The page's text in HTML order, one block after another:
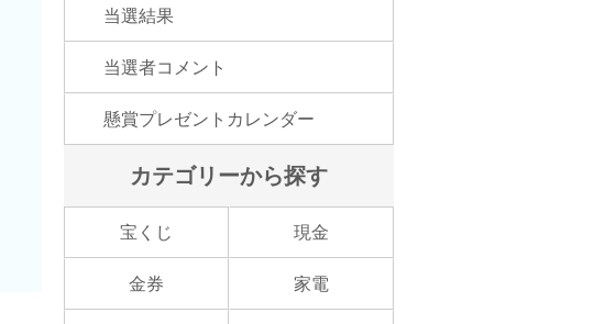
当選結果
当選者コメント
懸賞プレゼントカレンダー
カテゴリーから探す
宝くじ 現金
金券 家電